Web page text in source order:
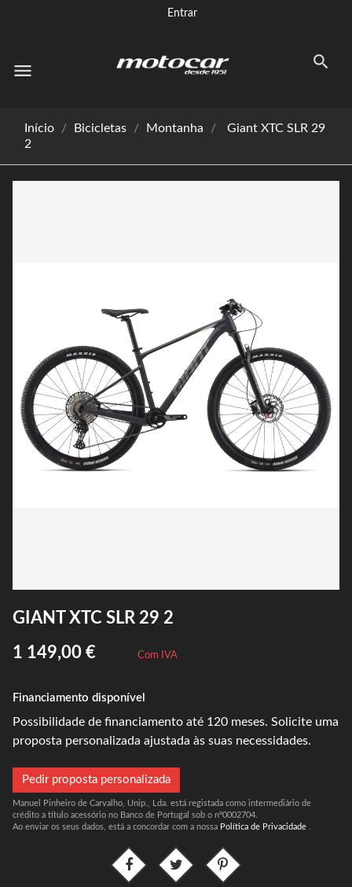
Entrar
menu
Início Bicicletas Montanha
Giant XTC SLR 29
2
GIANT XTC SLR 29 2
1 149,00 €
Com IVA
Financiamento disponível
Possibilidade de financiamento até 120 meses. Solicite uma
proposta personalizada ajustada às suas necessidades.
Pedir proposta personalizada
Manuel Pinheiro de Carvalho, Unip., Lda. está registada como intermediário de
crédito a título acessório no Banco de Portugal sob o nº0002704.
Ao enviar os seus dados, está a concordar com a nossa Política de Privacidade